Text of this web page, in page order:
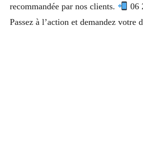
recommandée par nos clients.
06
Passez à l’action et demandez votre